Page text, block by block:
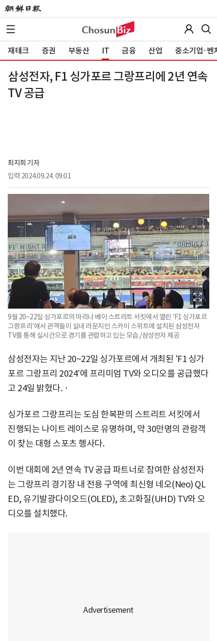
재테크 증권 부동산 IT 금융 산업 중소기업·벤
삼성전자, F1 싱가포르 그랑프리에 2년 연속
TV 공급
최지희 기자
입력 2024.09.24. 09:01
9월 20~22일 싱가포르의 마리나 베이 스트리트 서킷에서 열린 'F1 싱가포르
그랑프리'에서 관객들이 실내 라운지인 스카이 스위트에 설치된 삼성전자
TV를 통해 실시간으로 경기를 관람하고 있는 모습./삼성전자 제공
삼성전자는 지난 20~22일 싱가포르에서 개최된 'F1 싱가
포르 그랑프리 2024′에 프리미엄 TV와 오디오를 공급했다
고 24일 밝혔다. ·
싱가포르 그랑프리는 도심 한복판의 스트리트 서킷에서
진행되는 나이트 레이스로 유명하며, 약 30만명의 관람객
이 찾는 대형 스포츠 행사다.
이번 대회에 2년 연속 TV 공급 파트너로 참여한 삼성전자
는 그랑프리 경기장 내 전용 구역에 최신형 네오(Neo) QL
ED, 유기발광다이오드(OLED), 초고화질(UHD) TV와 오
디오를 설치했다.